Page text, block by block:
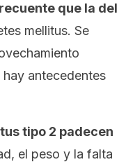
que la del
mellitus. Se
antecedentes
tipo 2 padecen
el peso y la falta